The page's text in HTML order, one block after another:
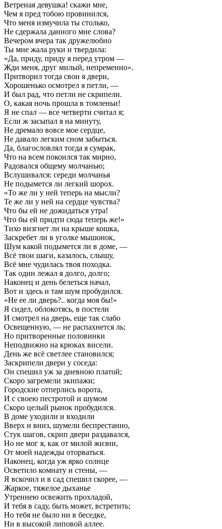
Ветреная девушка! скажи мне,
Чем я пред тобою провинился,
Что меня измучила ты столько,
Не сдержала данного мне слова?
Вечером вчера так дружелюбно
Ты мне жала руки и твердила:
«Да, приду, приду я перед утром —
Жди меня, друг милый, непременно».
Притворил тогда свои я двери,
Хорошенько осмотрел я петли, —
И был рад, что петли не скрипели.
О, какая ночь прошла в томленьи!
Я не спал — все четверти считал я;
Если ж засыпал я на минуту,
Не дремало вовсе мое сердце,
Не давало легким сном забыться.
Да, благословлял тогда я сумрак,
Что на всем покоился так мирно,
Радовался общему молчанью;
Вслушивался: середи молчанья
Не подымется ли легкий шорох.
«То же ли у ней теперь на мысли?
Те же ли у ней на сердце чувства?
Что бы ей не дожидаться утра!
Что бы ей придти сюда теперь же!»
Тихо визгнет ли на крыше кошка,
Заскребет ли в уголке мышонок,
Шум какой подымется ли в доме, —
Всё твои шаги, казалось, слышу,
Всё мне чудилась твоя походка.
Так один лежал я долго, долго;
Наконец и день белеться начал,
Вот и здесь и там шум пробудился.
«Не ее ли дверь?.. когда моя бы!»
Я сидел, облокотясь, в постели
И смотрел на дверь, еще так слабо
Освещенную, — не распахнется ль;
Но притворенные половинки
Неподвижно на крюках висели.
День же всё светлее становился;
Заскрипели двери у соседа:
Он спешил уж за дневною платой;
Скоро загремели экипажи;
Городские отперлись ворота,
И с своею пестротой и шумом
Скоро целый рынок пробудился.
В доме уходили и входили
Вверх и вниз, шумели беспрестанно,
Стук шагов, скрип двери раздавался,
Но не мог я, как от милой жизни,
От моей надежды оторваться.
Наконец, когда уж ярко солнце
Осветило комнату и стены, —
Я вскочил и в сад спешил скорее, —
Жаркое, тяжелое дыханье
Утреннею освежить прохладой,
И тебя в саду, быть может, встретить;
Но тебя не было ни в беседке,
Ни в высокой липовой аллее.